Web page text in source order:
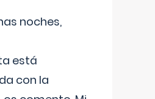
noches,
está
con la